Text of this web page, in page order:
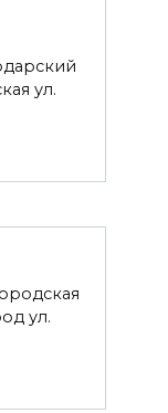
ул.
ул.